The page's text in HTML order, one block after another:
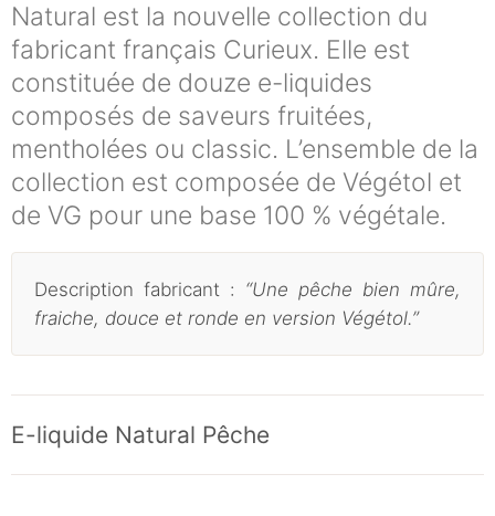
Natural est la nouvelle collection du
fabricant français Curieux. Elle est
constituée de douze e-liquides
composés de saveurs fruitées,
mentholées ou classic. L’ensemble de la
collection est composée de Végétol et
de VG pour une base 100 % végétale.
Description fabricant : “Une pêche bien mûre,
fraiche, douce et ronde en version Végétol.”
E-liquide Natural Pêche